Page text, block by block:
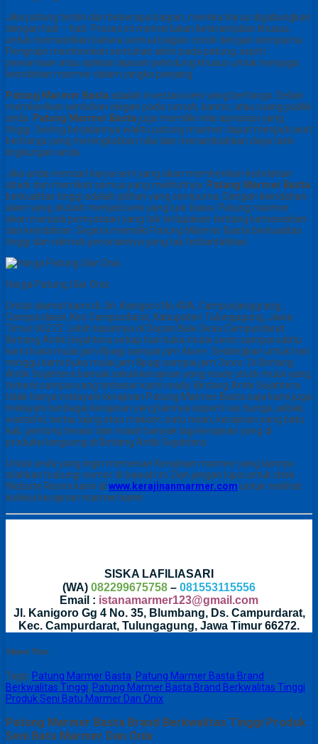
Jika patung terdiri dari beberapa bagian, mereka harus digabungkan
dengan hati – hati. Proses ini memerlukan keterampilan khusus
untuk memastikan bahwa semua bagian cocok dengan sempurna.
Pengrajin memberikan sentuhan akhir pada patung, seprti
pewarnaan atau aplikasi lapisan pelindung khusus untuk menjaga
keindahan marmer dalam jangka panjang.
Patung Marmer Basta adalah investasi seni yang berharga. Selain
memberikan sentuhan elegan pada rumah, kantor, atau ruang publik
anda.
Patung Marmer Basta juga memiliki nilai apresiasi yang
tinggi. Seiring berjalannya waktu patung marmer dapat menjadi aset
berharga yang meningkatkan nilai dan menambahkan daya tarik
lingkungan anda.
Jika anda mencari karya seni yang akan memberikan keindahan
abadi dan memikat semua yang melihatnya.
Patung Marmer Basta
berkualitas tinggi adalah pilihan yang sempurna. Dengan keindahan
alam yang diubah menjadi seni yang luar biasa. Patung marmer
akan menjadi pernyataan yang tak terlupakan tentang kemewahan
dan keindahan. Segera memiliki Patung Marmer Basta berkualitas
tinggi dan nikmati penonannya yang tak terbantahkan.
Harga Patung Ular Onix
Untuk alamat kami di Jln. Kanigoro No.40A, Campurjanggrang,
Campurdarat, Kec.Campurdarat, Kabupaten Tulungagung, Jawa
Timur 66272. Lebih tepatnya di Depan Bale Desa Campurdarat.
Bintang Antik Sejahtera setiap hari buka mulai senin sampai sabtu
kami buka mulai jam 8pagi sampai jam 4sore. Sedangkan untuk hari
minggu kami buka mulai jam 8pagi sampai jam 3sore. Di Bintang
Antik Sejahtera banyak sekali kerajinan yang ready stock mulai yang
terkecil sampai yang terbesar kami ready. Bintang Antik Sejahtera
tidak hanya melayani kerajinan Patung Marmer Basta saja kami juga
melayani berbagai kerajinan yang lainnya seperti vas bunga, asbak,
wastafel, lantai, kijing atau makam, batu nisan, kerajinan yang batu
kali, gentong teraso dan masih banyak lagi kerajinan yang di
produksi langusng di Bintang Antik Sejahtera.
Untuk anda yang ingin memesan Kerajinan marmer yang lainnya
silahkan hubungi nomor di bawah ini. Dan jangan lupa untuk chek
Website Resmi kami di www.kerajinanmarmer.com untuk melihat
koleksi kerajinan marmer kami .
SISKA LAFILIASARI
(WA) 082299675758 – 081553115556
Email : istanamarmer123@gmail.com
Jl. Kanigoro Gg 4 No. 35, Blumbang, Ds. Campurdarat,
Kec. Campurdarat, Tulungagung, Jawa Timur 66272.
Share This :
Tags: Patung Marmer Basta, Patung Marmer Basta Brand
Berkwalitas Tinggi, Patung Marmer Basta Brand Berkwalitas Tinggi
Produk Seni Batu Marmer Dan Onix
Patung Marmer Basta Brand Berkwalitas Tinggi Produk
Seni Batu Marmer Dan Onix